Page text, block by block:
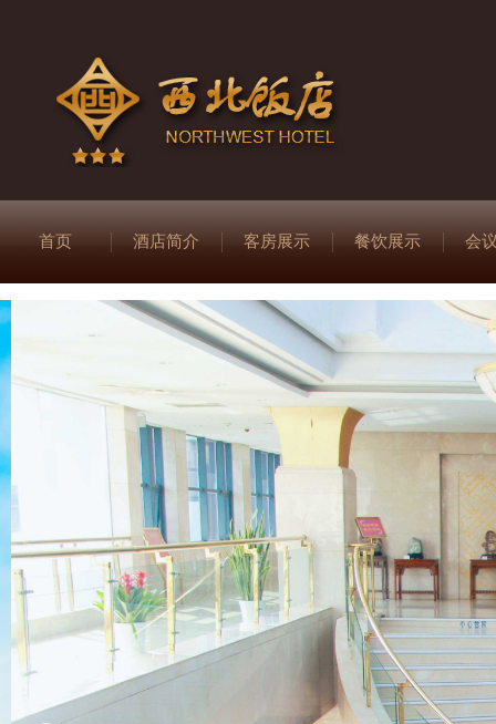
首页 酒店简介 客房展示 餐饮展示 会